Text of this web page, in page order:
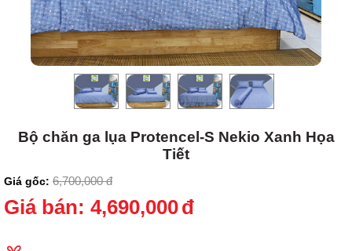
Bộ chăn ga lụa Protencel-S Nekio Xanh Họa
Tiết
Giá gốc: 6,700,000 đ
Giá bán: 4,690,000đ